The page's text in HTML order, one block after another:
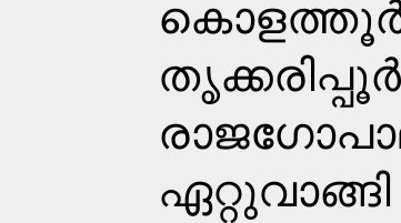
കൊളത്തൂർ
ഏറ്റുവാങ്ങി